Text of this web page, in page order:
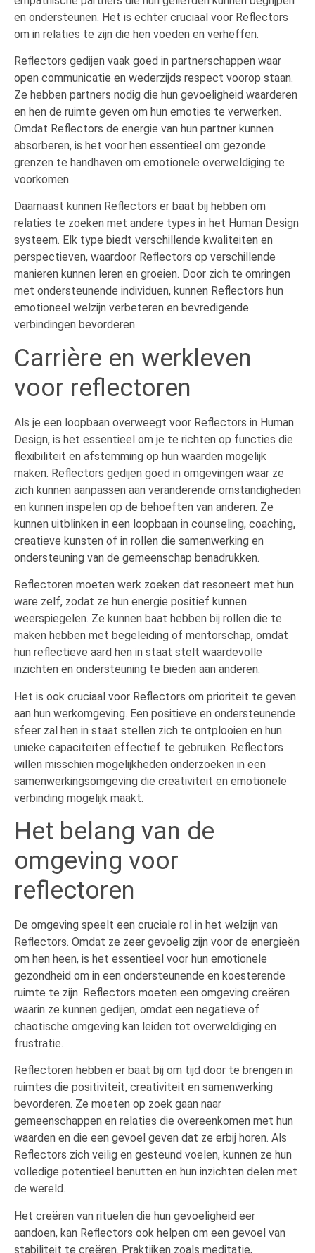
en ondersteunen. Het is echter cruciaal voor Reflectors
om in relaties te zijn die hen voeden en verheffen.
Reflectors gedijen vaak goed in partnerschappen waar
open communicatie en wederzijds respect voorop staan.
Ze hebben partners nodig die hun gevoeligheid waarderen
en hen de ruimte geven om hun emoties te verwerken.
Omdat Reflectors de energie van hun partner kunnen
absorberen, is het voor hen essentieel om gezonde
grenzen te handhaven om emotionele overweldiging te
voorkomen.
Daarnaast kunnen Reflectors er baat bij hebben om
relaties te zoeken met andere types in het Human Design
systeem. Elk type biedt verschillende kwaliteiten en
perspectieven, waardoor Reflectors op verschillende
manieren kunnen leren en groeien. Door zich te omringen
met ondersteunende individuen, kunnen Reflectors hun
emotioneel welzijn verbeteren en bevredigende
verbindingen bevorderen.
Carrière en werkleven
voor reflectoren
Als je een loopbaan overweegt voor Reflectors in Human
Design, is het essentieel om je te richten op functies die
flexibiliteit en afstemming op hun waarden mogelijk
maken. Reflectors gedijen goed in omgevingen waar ze
zich kunnen aanpassen aan veranderende omstandigheden
en kunnen inspelen op de behoeften van anderen. Ze
kunnen uitblinken in een loopbaan in counseling, coaching,
creatieve kunsten of in rollen die samenwerking en
ondersteuning van de gemeenschap benadrukken.
Reflectoren moeten werk zoeken dat resoneert met hun
ware zelf, zodat ze hun energie positief kunnen
weerspiegelen. Ze kunnen baat hebben bij rollen die te
maken hebben met begeleiding of mentorschap, omdat
hun reflectieve aard hen in staat stelt waardevolle
inzichten en ondersteuning te bieden aan anderen.
Het is ook cruciaal voor Reflectors om prioriteit te geven
aan hun werkomgeving. Een positieve en ondersteunende
sfeer zal hen in staat stellen zich te ontplooien en hun
unieke capaciteiten effectief te gebruiken. Reflectors
willen misschien mogelijkheden onderzoeken in een
samenwerkingsomgeving die creativiteit en emotionele
verbinding mogelijk maakt.
Het belang van de
omgeving voor
reflectoren
De omgeving speelt een cruciale rol in het welzijn van
Reflectors. Omdat ze zeer gevoelig zijn voor de energieën
om hen heen, is het essentieel voor hun emotionele
gezondheid om in een ondersteunende en koesterende
ruimte te zijn. Reflectors moeten een omgeving creëren
waarin ze kunnen gedijen, omdat een negatieve of
chaotische omgeving kan leiden tot overweldiging en
frustratie.
Reflectoren hebben er baat bij om tijd door te brengen in
ruimtes die positiviteit, creativiteit en samenwerking
bevorderen. Ze moeten op zoek gaan naar
gemeenschappen en relaties die overeenkomen met hun
waarden en die een gevoel geven dat ze erbij horen. Als
Reflectors zich veilig en gesteund voelen, kunnen ze hun
volledige potentieel benutten en hun inzichten delen met
de wereld.
Het creëren van rituelen die hun gevoeligheid eer
aandoen, kan Reflectors ook helpen om een gevoel van
stabiliteit te creëren. Praktijken zoals meditatie,